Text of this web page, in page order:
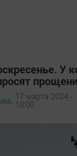
У
17 марта 2024 -
10:00